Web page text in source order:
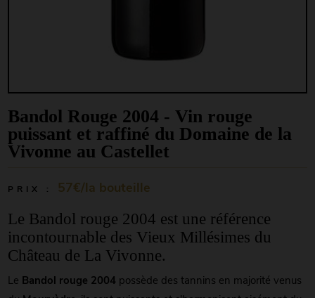
Bandol Rouge 2004 - Vin rouge
puissant et raffiné du Domaine de la
Vivonne au Castellet
PRIX : 57€/la bouteille
Le Bandol rouge 2004 est une référence
incontournable des Vieux Millésimes du
Château de La Vivonne.
Le Bandol rouge 2004 possède des tannins en majorité venus